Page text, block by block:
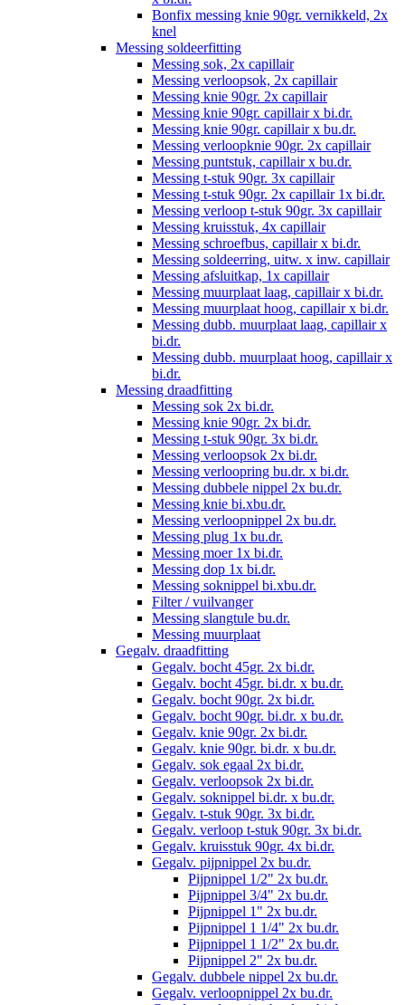
Bonfix messing knie 90gr. vernikkeld, 2x
knel
Messing soldeerfitting
Messing sok, 2x capillair
Messing verloopsok, 2x capillair
Messing knie 90gr. 2x capillair
Messing knie 90gr. capillair x bi.dr.
Messing knie 90gr. capillair x bu.dr.
Messing verloopknie 90gr. 2x capillair
Messing puntstuk, capillair x bu.dr.
Messing t-stuk 90gr. 3x capillair
Messing t-stuk 90gr. 2x capillair 1x bi.dr.
Messing verloop t-stuk 90gr. 3x capillair
Messing kruisstuk, 4x capillair
Messing schroefbus, capillair x bi.dr.
Messing soldeerring, uitw. x inw. capillair
Messing afsluitkap, 1x capillair
Messing muurplaat laag, capillair x bi.dr.
Messing muurplaat hoog, capillair x bi.dr.
Messing dubb. muurplaat laag, capillair x
bi.dr.
Messing dubb. muurplaat hoog, capillair x
bi.dr.
Messing draadfitting
Messing sok 2x bi.dr.
Messing knie 90gr. 2x bi.dr.
Messing t-stuk 90gr. 3x bi.dr.
Messing verloopsok 2x bi.dr.
Messing verloopring bu.dr. x bi.dr.
Messing dubbele nippel 2x bu.dr.
Messing knie bi.xbu.dr.
Messing verloopnippel 2x bu.dr.
Messing plug 1x bu.dr.
Messing moer 1x bi.dr.
Messing dop 1x bi.dr.
Messing soknippel bi.xbu.dr.
Filter / vuilvanger
Messing slangtule bu.dr.
Messing muurplaat
Gegalv. draadfitting
Gegalv. bocht 45gr. 2x bi.dr.
Gegalv. bocht 45gr. bi.dr. x bu.dr.
Gegalv. bocht 90gr. 2x bi.dr.
Gegalv. bocht 90gr. bi.dr. x bu.dr.
Gegalv. knie 90gr. 2x bi.dr.
Gegalv. knie 90gr. bi.dr. x bu.dr.
Gegalv. sok egaal 2x bi.dr.
Gegalv. verloopsok 2x bi.dr.
Gegalv. soknippel bi.dr. x bu.dr.
Gegalv. t-stuk 90gr. 3x bi.dr.
Gegalv. verloop t-stuk 90gr. 3x bi.dr.
Gegalv. kruisstuk 90gr. 4x bi.dr.
Gegalv. pijpnippel 2x bu.dr.
Pijpnippel 1/2" 2x bu.dr.
Pijpnippel 3/4" 2x bu.dr.
Pijpnippel 1" 2x bu.dr.
Pijpnippel 1 1/4" 2x bu.dr.
Pijpnippel 1 1/2" 2x bu.dr.
Pijpnippel 2" 2x bu.dr.
Gegalv. dubbele nippel 2x bu.dr.
Gegalv. verloopnippel 2x bu.dr.